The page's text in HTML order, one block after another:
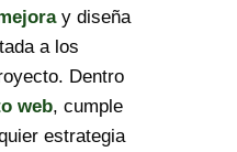
y diseña
a los
Dentro
web, cumple
estrategia